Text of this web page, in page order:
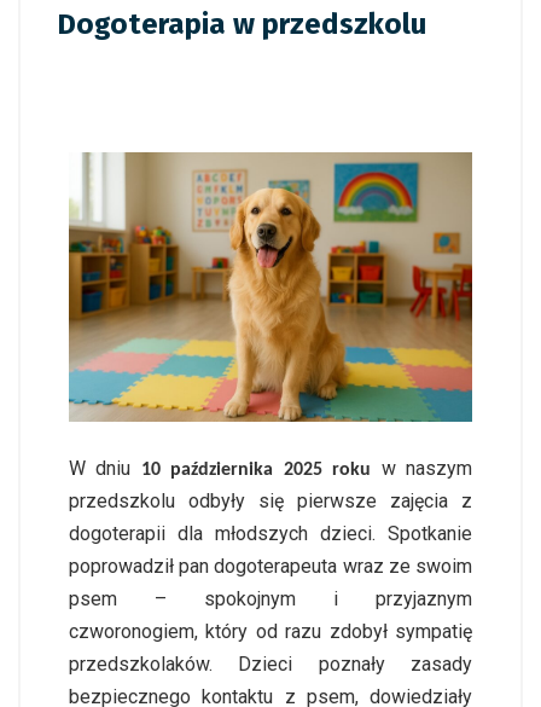
Dogoterapia w przedszkolu
W dniu 10 października 2025 roku
w naszym
przedszkolu odbyły się pierwsze zajęcia z
dogoterapii dla młodszych dzieci. Spotkanie
poprowadził pan dogoterapeuta wraz ze swoim
psem – spokojnym i przyjaznym
czworonogiem, który od razu zdobył sympatię
przedszkolaków. Dzieci poznały zasady
bezpiecznego kontaktu z psem, dowiedziały